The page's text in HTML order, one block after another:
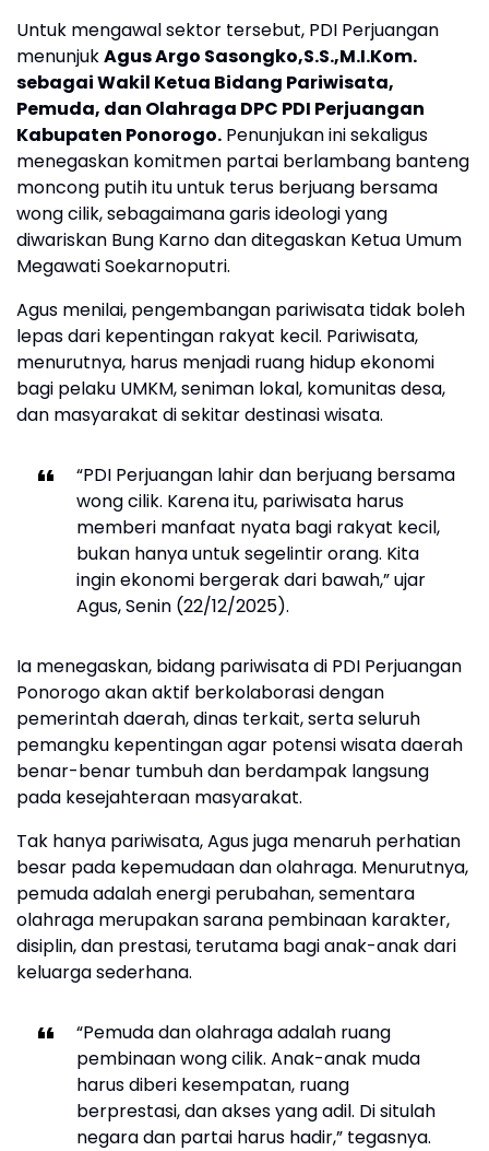
Untuk mengawal sektor tersebut, PDI Perjuangan
menunjukAgus Argo Sasongko,S.S.,M.I.Kom.
sebagai Wakil Ketua Bidang Pariwisata,
Pemuda, dan Olahraga DPC PDI Perjuangan
Kabupaten Ponorogo. Penunjukan ini sekaligus
menegaskan komitmen partai berlambang banteng
moncong putih itu untuk terus berjuang bersama
wong cilik, sebagaimana garis ideologi yang
diwariskan Bung Karno dan ditegaskan Ketua Umum
Megawati Soekarnoputri.
Agus menilai, pengembangan pariwisata tidak boleh
lepas dari kepentingan rakyat kecil. Pariwisata,
menurutnya, harus menjadi ruang hidup ekonomi
bagi pelaku UMKM, seniman lokal, komunitas desa,
dan masyarakat di sekitar destinasi wisata.
“PDI Perjuangan lahir dan berjuang bersama
wong cilik. Karena itu, pariwisata harus
memberi manfaat nyata bagi rakyat kecil,
bukan hanya untuk segelintir orang. Kita
ingin ekonomi bergerak dari bawah,” ujar
Agus, Senin (22/12/2025).
Ia menegaskan, bidang pariwisata di PDI Perjuangan
Ponorogo akan aktif berkolaborasi dengan
pemerintah daerah, dinas terkait, serta seluruh
pemangku kepentingan agar potensi wisata daerah
benar-benar tumbuh dan berdampak langsung
pada kesejahteraan masyarakat.
Tak hanya pariwisata, Agus juga menaruh perhatian
besar pada kepemudaan dan olahraga. Menurutnya,
pemuda adalah energi perubahan, sementara
olahraga merupakan sarana pembinaan karakter,
disiplin, dan prestasi, terutama bagi anak-anak dari
keluarga sederhana.
“Pemuda dan olahraga adalah ruang
pembinaan wong cilik. Anak-anak muda
harus diberi kesempatan, ruang
berprestasi, dan akses yang adil. Di situlah
negara dan partai harus hadir,” tegasnya.